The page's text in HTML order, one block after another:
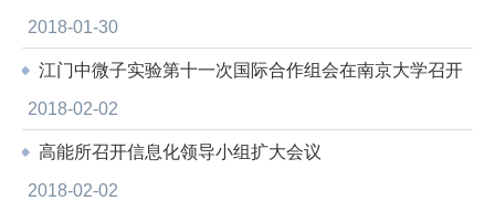
2018-01-30
江门中微子实验第十一次国际合作组会在南京大学召开
2018-02-02
高能所召开信息化领导小组扩大会议
2018-02-02